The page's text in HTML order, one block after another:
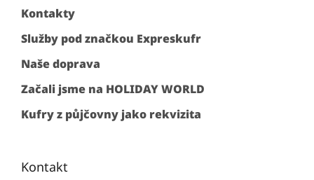
Kontakty
Služby pod značkou Expreskufr
Naše doprava
Začali jsme na HOLIDAY WORLD
Kufry z půjčovny jako rekvizita
Kontakt